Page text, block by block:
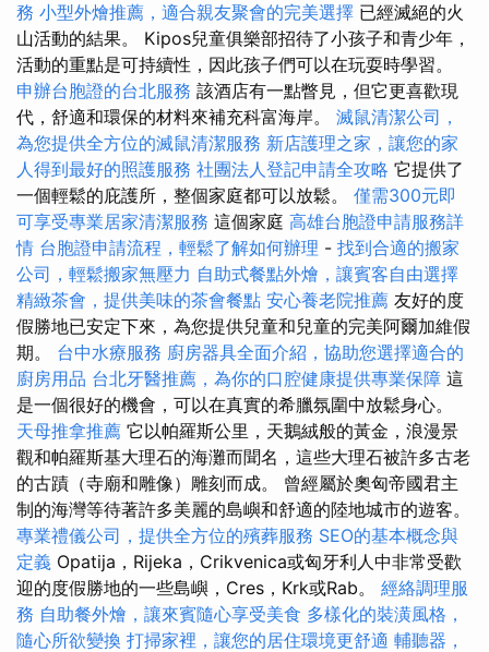
務 小型外燴推薦，適合親友聚會的完美選擇 已經滅絕的火
山活動的結果。 Kipos兒童俱樂部招待了小孩子和青少年，
活動的重點是可持續性，因此孩子們可以在玩耍時學習。
申辦台胞證的台北服務 該酒店有一點瞥見，但它更喜歡現
代，舒適和環保的材料來補充科富海岸。 滅鼠清潔公司，
為您提供全方位的滅鼠清潔服務 新店護理之家，讓您的家
人得到最好的照護服務 社團法人登記申請全攻略 它提供了
一個輕鬆的庇護所，整個家庭都可以放鬆。 僅需300元即
可享受專業居家清潔服務 這個家庭 高雄台胞證申請服務詳
情 台胞證申請流程，輕鬆了解如何辦理 - 找到合適的搬家
公司，輕鬆搬家無壓力 自助式餐點外燴，讓賓客自由選擇
精緻茶會，提供美味的茶會餐點 安心養老院推薦 友好的度
假勝地已安定下來，為您提供兒童和兒童的完美阿爾加維假
期。 台中水療服務 廚房器具全面介紹，協助您選擇適合的
廚房用品 台北牙醫推薦，為你的口腔健康提供專業保障 這
是一個很好的機會，可以在真實的希臘氛圍中放鬆身心。
天母推拿推薦 它以帕羅斯公里，天鵝絨般的黃金，浪漫景
觀和帕羅斯基大理石的海灘而聞名，這些大理石被許多古老
的古蹟（寺廟和雕像）雕刻而成。 曾經屬於奧匈帝國君主
制的海灣等待著許多美麗的島嶼和舒適的陸地城市的遊客。
專業禮儀公司，提供全方位的殯葬服務 SEO的基本概念與
定義 Opatija，Rijeka，Crikvenica或匈牙利人中非常受歡
迎的度假勝地的一些島嶼，Cres，Krk或Rab。 經絡調理服
務 自助餐外燴，讓來賓隨心享受美食 多樣化的裝潢風格，
隨心所欲變換 打掃家裡，讓您的居住環境更舒適 輔聽器，